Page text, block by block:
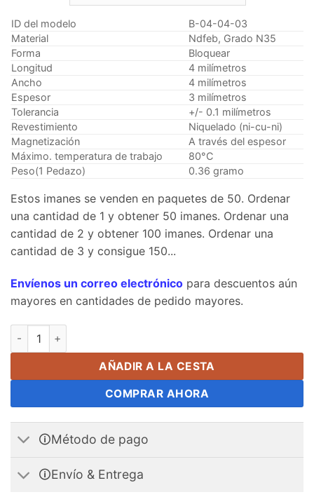
ID del modelo
B-04-04-03
Material
Ndfeb, Grado N35
Forma
Bloquear
Longitud
4 milímetros
Ancho
4 milímetros
Espesor
3 milímetros
Tolerancia
+/- 0.1 milímetros
Revestimiento
Niquelado (ni-cu-ni)
Magnetización
A través del espesor
Máximo. temperatura de trabajo
80°C
Peso(1 Pedazo)
0.36 gramo
Estos imanes se venden en paquetes de 50. Ordenar
una cantidad de 1 y obtener 50 imanes. Ordenar una
cantidad de 2 y obtener 100 imanes. Ordenar una
cantidad de 3 y consigue 150...
Envíenos un correo electrónico para descuentos aún
mayores en cantidades de pedido mayores.
4Imán de bloque de neodimio N35 de mm x 4mm x 3mm,
AÑADIR A LA CESTA
COMPRAR AHORA
🛈Método de pago
🛈Envío & Entrega